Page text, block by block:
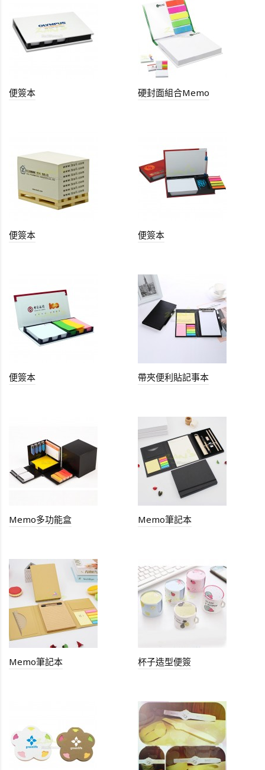
便簽本 硬封面組合Memo
便簽本 便簽本
便簽本 帶夾便利貼記事本
Memo多功能盒 Memo筆記本
Memo筆記本 杯子造型便簽